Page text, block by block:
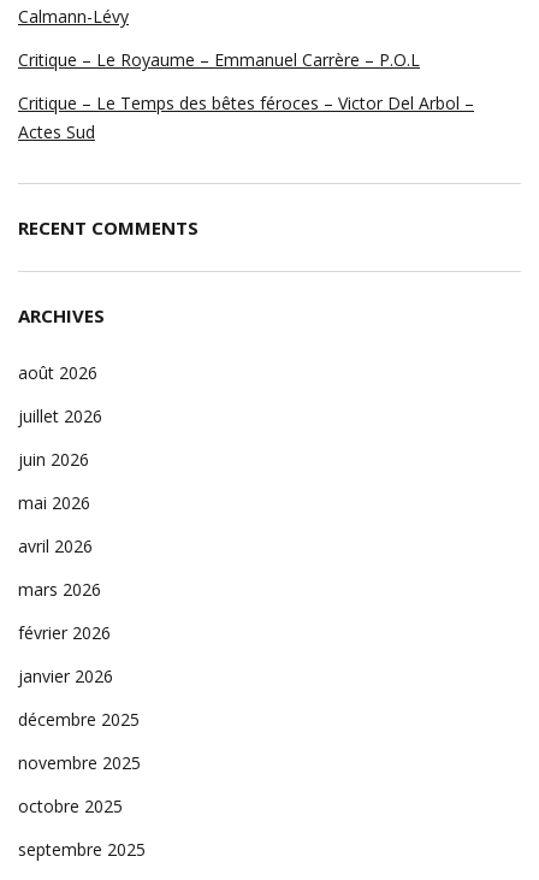
Calmann-Lévy
Critique – Le Royaume – Emmanuel Carrère – P.O.L
Critique – Le Temps des bêtes féroces – Victor Del Arbol –
Actes Sud
RECENT COMMENTS
ARCHIVES
août 2026
juillet 2026
juin 2026
mai 2026
avril 2026
mars 2026
février 2026
janvier 2026
décembre 2025
novembre 2025
octobre 2025
septembre 2025